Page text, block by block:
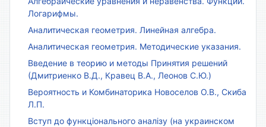
Логарифмы.
Аналитическая геометрия. Линейная алгебра.
Аналитическая геометрия. Методические указания.
Введение в теорию и методы Принятия решений
(Дмитриенко В.Д., Кравец В.А., Леонов С.Ю.)
Вероятность и Комбинаторика Новоселов О.В., Скиба
Л.П.
Вступ до функціонального аналізу (на украинском